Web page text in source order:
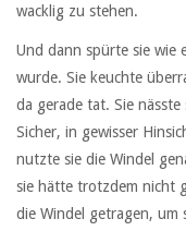
wacklig zu stehen.
Und dann spürte sie wie
wurde. Sie keuchte
da gerade tat. Sie
Sicher, in gewisser
nutzte sie die Windel
sie hätte trotzdem nicht
die Windel getragen, um